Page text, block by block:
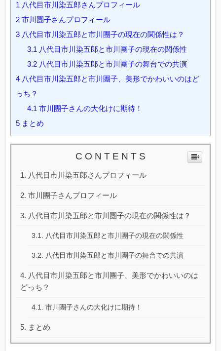
1 八代目市川染五郎さんプロフィール
2 市川團子さんプロフィール
3 八代目市川染五郎と市川團子の現在の関係性は？
3.1 八代目市川染五郎と市川團子の現在の関係性
3.2八代目市川染五郎と市川團子の舞台での共演
4 八代目市川染五郎と市川團子、美形でかわいいのはど
っち？
4.1 市川團子さんの大化けに期待！
5 まとめ
C O N T E N T S
八代目市川染五郎さんプロフィール
市川團子さんプロフィール
八代目市川染五郎と市川團子の現在の関係性は？
八代目市川染五郎と市川團子の現在の関係性
八代目市川染五郎と市川團子の舞台での共演
八代目市川染五郎と市川團子、美形でかわいいのは
どっち？
市川團子さんの大化けに期待！
まとめ